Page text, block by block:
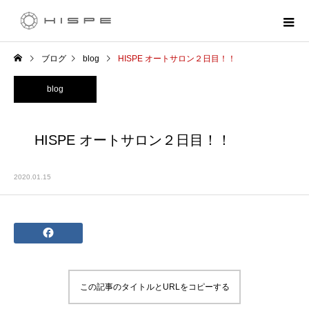
ブログ blog HISPE オートサロン２日目！！
blog
HISPE オートサロン２日目！！
2020.01.15
この記事のタイトルとURLをコピーする